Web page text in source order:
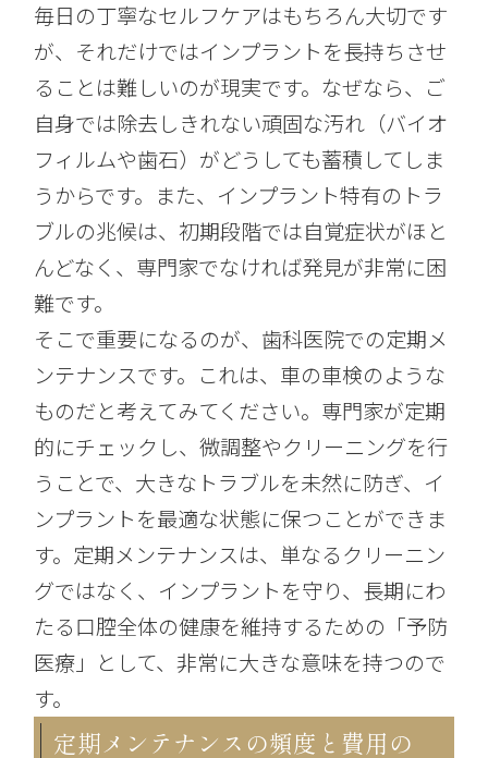
毎日の丁寧なセルフケアはもちろん大切です
が、それだけではインプラントを長持ちさせ
ることは難しいのが現実です。なぜなら、ご
自身では除去しきれない頑固な汚れ（バイオ
フィルムや歯石）がどうしても蓄積してしま
うからです。また、インプラント特有のトラ
ブルの兆候は、初期段階では自覚症状がほと
んどなく、専門家でなければ発見が非常に困
難です。
そこで重要になるのが、歯科医院での定期メ
ンテナンスです。これは、車の車検のような
ものだと考えてみてください。専門家が定期
的にチェックし、微調整やクリーニングを行
うことで、大きなトラブルを未然に防ぎ、イ
ンプラントを最適な状態に保つことができま
す。定期メンテナンスは、単なるクリーニン
グではなく、インプラントを守り、長期にわ
たる口腔全体の健康を維持するための「予防
医療」として、非常に大きな意味を持つので
す。
定期メンテナンスの頻度と費用の